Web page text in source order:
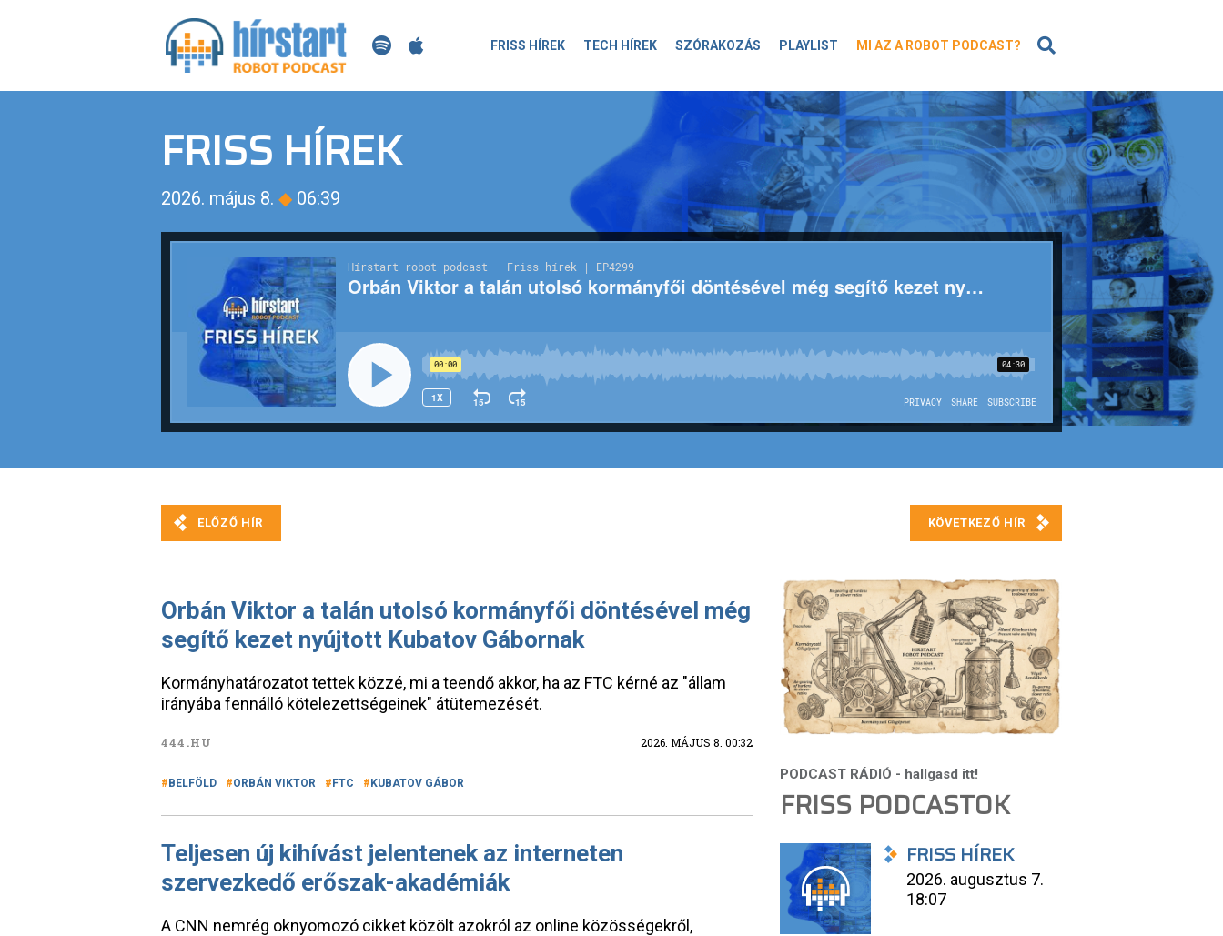
FRISS HÍREK TECH HÍREK SZÓRAKOZÁS PLAYLIST MI AZ A ROBOT PODCAST?
FRISS HÍREK
2026. május 8. ◆ 06:39
Orbán Viktor a talán utolsó kormányfői döntésével még
segítő kezet nyújtott Kubatov Gábornak
Kormányhatározatot tettek közzé, mi a teendő akkor, ha az FTC kérné az "állam
irányába fennálló kötelezettségeinek" átütemezését.
444.HU 2026. MÁJUS 8. 00:32
BELFÖLD ORBÁN VIKTOR FTC KUBATOV GÁBOR
Teljesen új kihívást jelentenek az interneten
szervezkedő erőszak-akadémiák
A CNN nemrég oknyomozó cikket közölt azokról az online közösségekről,
FRISS PODCASTOK
FRISS HÍREK
2026. augusztus 7.
18:07